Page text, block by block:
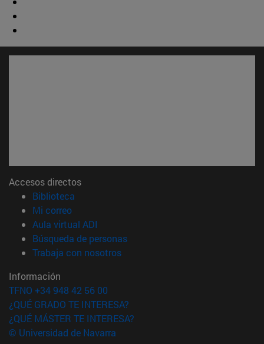
Accesos directos
Biblioteca
Mi correo(abre en nueva ventana)
Aula virtual ADI
Búsqueda de personas(abre en nueva ventana)
Trabaja con nosotros(abre en nueva ventana)
Información
TFNO +34 948 42 56 00
¿QUÉ GRADO TE INTERESA?
¿QUÉ MÁSTER TE INTERESA?
© Universidad de Navarra